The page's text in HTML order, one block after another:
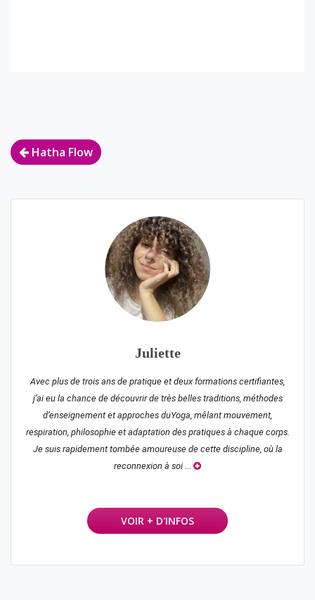
Navigation
de
Hatha Flow
Juliette
Avec plus de trois ans de pratique et deux formations certifiantes,
j’ai eu la chance de découvrir de très belles traditions, méthodes
d’enseignement et approches duYoga, mêlant mouvement,
respiration, philosophie et adaptation des pratiques à chaque corps.
Je suis rapidement tombée amoureuse de cette discipline, où la
reconnexion à soi ...
VOIR + D'INFOS